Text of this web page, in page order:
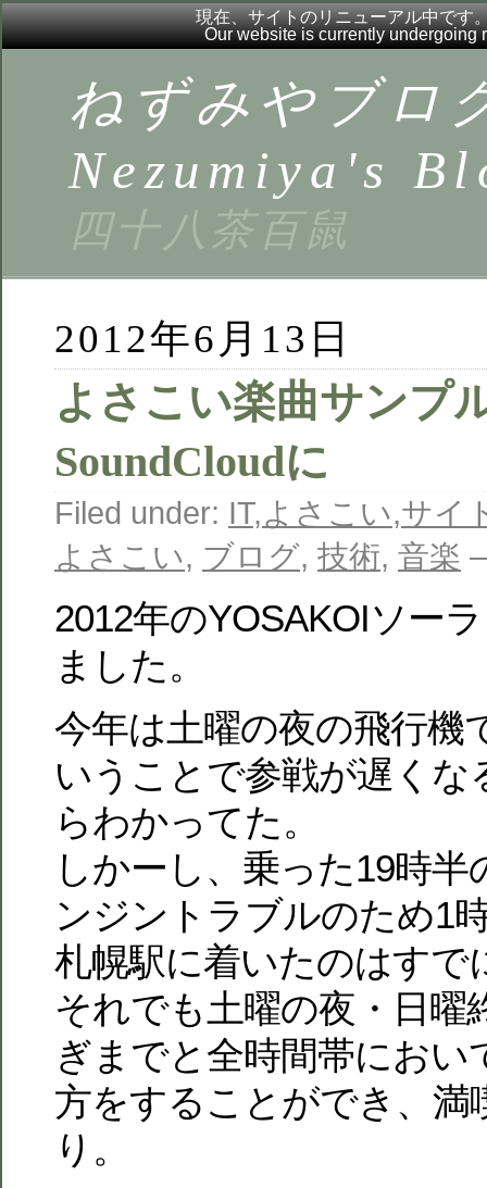
現在、サイトのリニューアル中です
Our website is currently undergoing
ねずみやブロ
Nezumiya's
四十八茶百鼠
2012年6月13日
よさこい楽曲サンプ
SoundCloudに
Filed under: IT,よさこい,サイ
よさこい, ブログ, 技術, 音楽
2012年のYOSAKOIソー
ました。
今年は土曜の夜の飛行機
いうことで参戦が遅くな
らわかってた。
しかーし、乗った19時半
ンジントラブルのため1
札幌駅に着いたのはすで
それでも土曜の夜・日曜
ぎまでと全時間帯におい
方をすることができ、満
り。